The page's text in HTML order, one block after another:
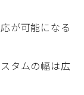
が可能になる
タムの幅は広